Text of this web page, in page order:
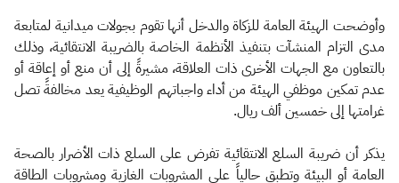
وأوضحت الهيئة العامة للزكاة والدخل أنها تقوم بجولات ميدانية لمتابعة
مدى التزام المنشآت بتنفيذ الأنظمة الخاصة بالضريبة الانتقائية، وذلك
بالتعاون مع الجهات الأخرى ذات العلاقة، مشيرةً إلى أن منع أو إعاقة أو
عدم تمكين موظفي الهيئة من أداء واجباتهم الوظيفية يعد مخالفةً تصل
غرامتها إلى خمسين ألف ريال.
يذكر أن ضريبة السلع الانتقائية تفرض على السلع ذات الأضرار بالصحة
العامة أو البيئة وتطبق حالياً على المشروبات الغازية ومشروبات الطاقة